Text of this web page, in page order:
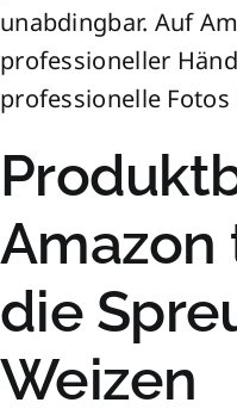
unabdingbar. Auf
professioneller
professionelle Fotos
Amazon
die
Weizen